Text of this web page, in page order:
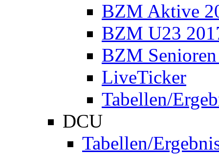
BZM Aktive
BZM U23
BZM
LiveTicker
Tabellen/
DCU
Tabellen/